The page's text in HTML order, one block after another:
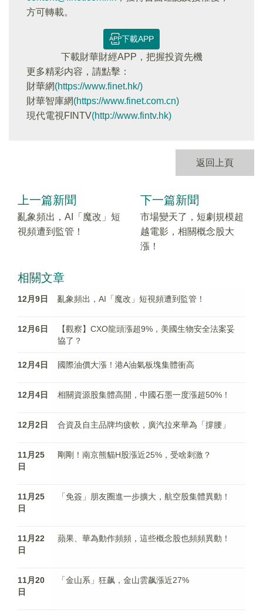
方可轉載。
下載APP
下載財華財經APP，把握投資先機
更多精彩内容，請點擊：
財華網(https://www.finet.hk/)
財華智庫網(https://www.finet.com.cn)
現代電視FINTV(http://www.fintv.hk)
返回上頁
上一篇新聞
亂象頻出，AI「魔改」短
視頻遭到監管！
下一篇新聞
市場變天了，短劇規模超
越電影，相關概念股大
漲！
相關文章
12月9日 亂象頻出，AI「魔改」短視頻遭到監管！
12月6日
【觀察】CXO龍頭漲超9%，美國生物安全法案妥
協了？
12月4日 國際油價大漲！港A油氣板塊集體衝高
12月4日 相關資源股集體高開，中國石墨一度漲超50%！
12月2日 合資及自主品牌均疲軟，廣汽拉來華為「撐腰」
11月25
日
剛剛！南京熊貓H股漲近25%，受啥刺激？
11月25
日
「免簽」朋友圈進一步擴大，航空股集體異動！
11月22
日
蘋果、華為動作頻頻，這些概念股也頻頻異動！
11月20
日
「金山系」狂飙，金山雲飙漲近27%